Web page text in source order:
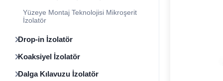
Yüzeye Montaj Teknolojisi Mikroşerit
İzolatör
Drop-in İzolatör
Koaksiyel İzolatör
Dalga Kılavuzu İzolatör